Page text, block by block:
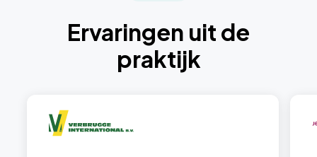
Ervaringen uit de
praktijk